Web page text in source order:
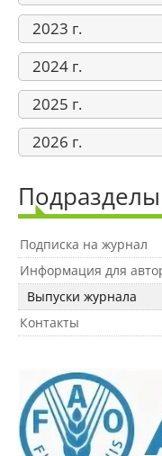
Материально-
обеспечение и
образовательного
Стипендии и меры
обучающихся
Финансово-
деятельность
Вакантные места
(перевода)
Доступная среда
2023 г.
2024 г.
2025 г.
2026 г.
Подписка на журнал
Информация для
Выпуски журнала
Контакты